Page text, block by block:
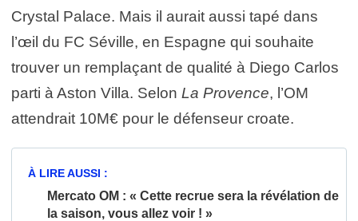
Crystal Palace. Mais il aurait aussi tapé dans
l’œil du FC Séville, en Espagne qui souhaite
trouver un remplaçant de qualité à Diego Carlos
parti à Aston Villa. Selon La Provence, l’OM
attendrait 10M€ pour le défenseur croate.
À LIRE AUSSI :
Mercato OM : « Cette recrue sera la révélation de
la saison, vous allez voir ! »